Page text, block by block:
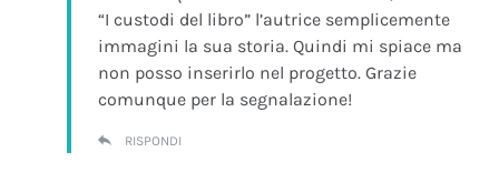
“I custodi del libro” l’autrice semplicemente
immagini la sua storia. Quindi mi spiace ma
non posso inserirlo nel progetto. Grazie
comunque per la segnalazione!
RISPONDI